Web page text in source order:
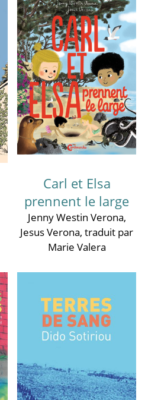
Carl et Elsa
prennent le large
Jenny Westin Verona,
Jesus Verona, traduit par
Marie Valera